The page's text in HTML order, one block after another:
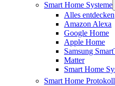
Smart Home Systeme
Alles entdecken
Amazon Alexa
Google Home
Apple Home
Samsung
Matter
Smart Home
Smart Home